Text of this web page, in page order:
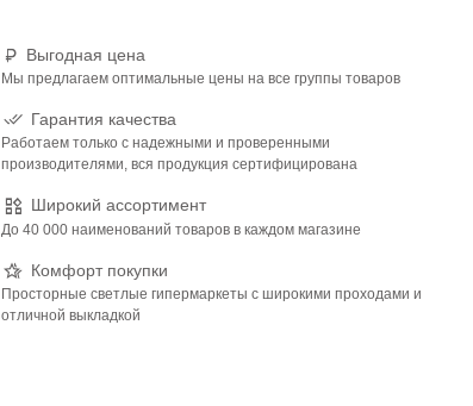
Выгодная цена
Мы предлагаем оптимальные цены на все группы товаров
Гарантия качества
Работаем только с надежными и проверенными
производителями, вся продукция сертифицирована
Широкий ассортимент
До 40 000 наименований товаров в каждом магазине
Комфорт покупки
Просторные светлые гипермаркеты с широкими проходами и
отличной выкладкой